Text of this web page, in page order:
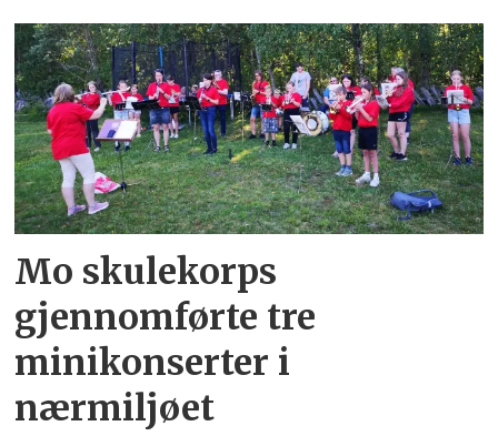
Mo skulekorps
gjennomførte tre
minikonserter i
nærmiljøet